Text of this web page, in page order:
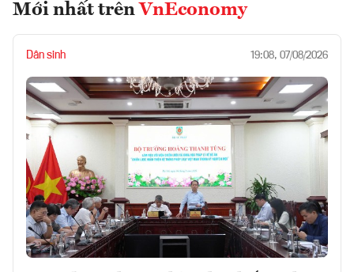
Mới nhất trên VnEconomy
Dân sinh 19:08, 07/08/2026